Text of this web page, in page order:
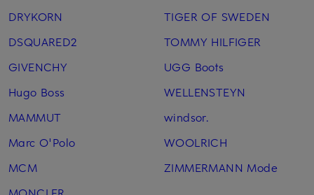
DRYKORN
DSQUARED2
GIVENCHY
Hugo Boss
MAMMUT
Marc O'Polo
MCM
TIGER OF SWEDEN
TOMMY HILFIGER
UGG Boots
WELLENSTEYN
windsor.
WOOLRICH
ZIMMERMANN Mode